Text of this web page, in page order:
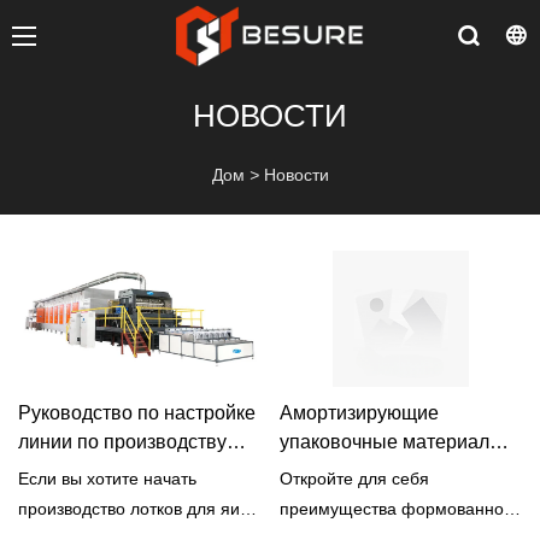
НОВОСТИ
Дом > Новости
Руководство по настройке
линии по производству
лотков для яиц
Если вы хотите начать
производство лотков для яиц,
Амортизирующие
упаковочные материалы
→ Упаковка для
промышленной продукции
Откройте для себя
преимущества формованной